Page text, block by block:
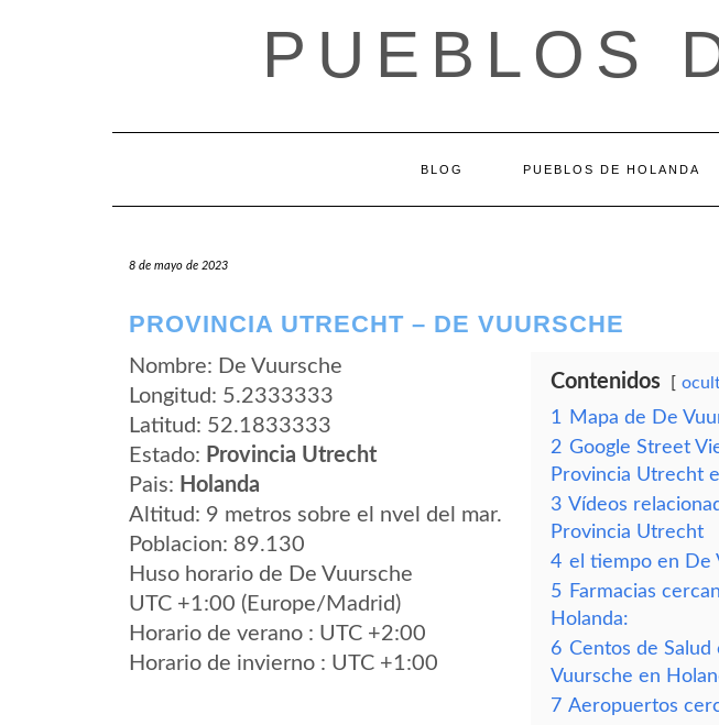
PUEBLOS
BLOG PUEBLOS DE HOLANDA
8 de mayo de 2023
PROVINCIA UTRECHT – DE VUURSCHE
Nombre: De Vuursche
Longitud: 5.2333333
Latitud: 52.1833333
Estado: Provincia Utrecht
Pais: Holanda
Altitud: 9 metros sobre el nvel del mar.
Poblacion: 89.130
Huso horario de De Vuursche
UTC +1:00 (Europe/Madrid)
Horario de verano : UTC +2:00
Horario de invierno : UTC +1:00
Contenidos
1
Mapa de De
2 Google Street
Provincia Utrecht
3 Vídeos
Provincia Utrecht
4 el tiempo en De
5 Farmacias
Holanda:
6 Centos de Salud
Vuursche en
7 Aeropuertos